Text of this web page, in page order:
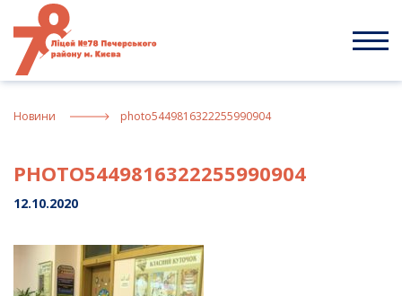
content
Новини photo5449816322255990904
PHOTO5449816322255990904
12.10.2020